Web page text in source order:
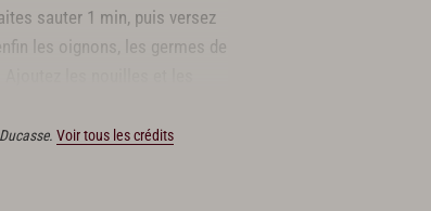
sauter 1 min, puis versez
les oignons, les germes de
Voir tous les crédits